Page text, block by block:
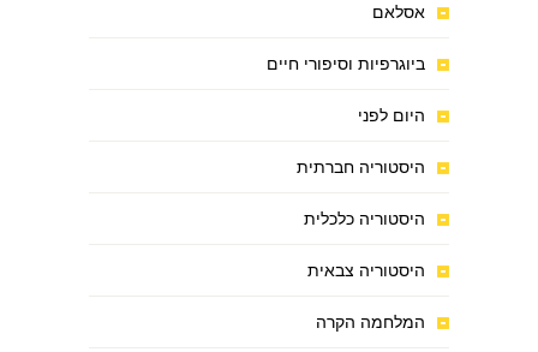
אסלאם
ביוגרפיות וסיפורי חיים
היום לפני
היסטוריה חברתית
היסטוריה כלכלית
היסטוריה צבאית
המלחמה הקרה